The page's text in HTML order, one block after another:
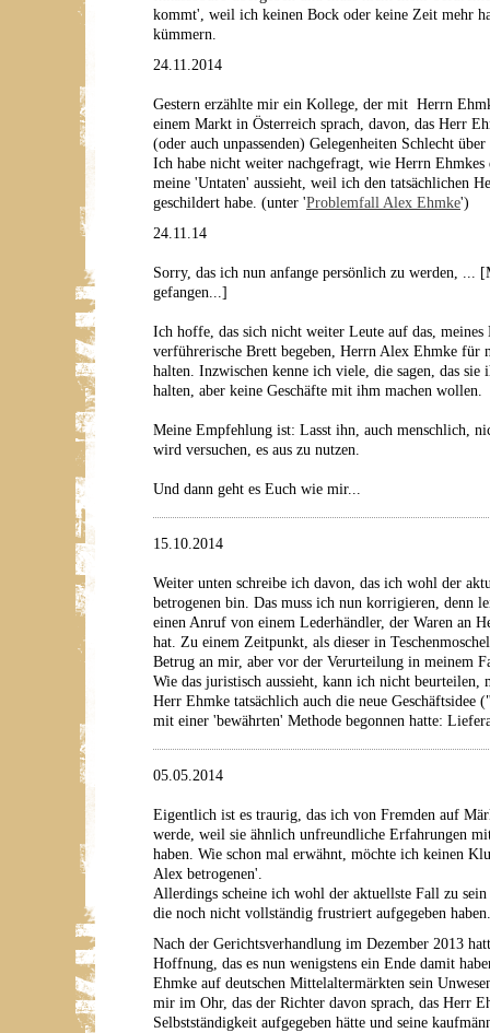
kommt', weil ich keinen Bock oder keine Zeit mehr
kümmern.
24.11.2014
Gestern erzählte mir ein Kollege, der mit Herrn
einem Markt in Österreich sprach, davon, das Herr
(oder auch unpassenden) Gelegenheiten Schlecht
Ich habe nicht weiter nachgefragt, wie Herrn Ehmkes
meine 'Untaten' aussieht, weil ich den tatsächlichen
geschildert habe. (unter 'Problemfall Alex Ehmke')
24.11.14
Sorry, das ich nun anfange persönlich zu werden, ...
gefangen...]
Ich hoffe, das sich nicht weiter Leute auf das, meines
verführerische Brett begeben, Herrn Alex Ehmke für
halten. Inzwischen kenne ich viele, die sagen, das
halten, aber keine Geschäfte mit ihm machen wollen.
Meine Empfehlung ist: Lasst ihn, auch menschlich,
wird versuchen, es aus zu nutzen.
Und dann geht es Euch wie mir...
15.10.2014
Weiter unten schreibe ich davon, das ich wohl der
betrogenen bin. Das muss ich nun korrigieren, denn
einen Anruf von einem Lederhändler, der Waren an
hat. Zu einem Zeitpunkt, als dieser in
Betrug an mir, aber vor der Verurteilung in meinem
Wie das juristisch aussieht, kann ich nicht beurteilen,
Herr Ehmke tatsächlich auch die neue Geschäftsidee
mit einer 'bewährten' Methode begonnen hatte:
05.05.2014
Eigentlich ist es traurig, das ich von Fremden auf
werde, weil sie ähnlich unfreundliche Erfahrungen
haben. Wie schon mal erwähnt, möchte ich keinen
Alex betrogenen'.
Allerdings scheine ich wohl der aktuellste Fall zu
die noch nicht vollständig frustriert aufgegeben haben.
Nach der Gerichtsverhandlung im Dezember 2013
Hoffnung, das es nun wenigstens ein Ende damit
Ehmke auf deutschen Mittelaltermärkten sein
mir im Ohr, das der Richter davon sprach, das Herr
Selbstständigkeit aufgegeben hätte und seine